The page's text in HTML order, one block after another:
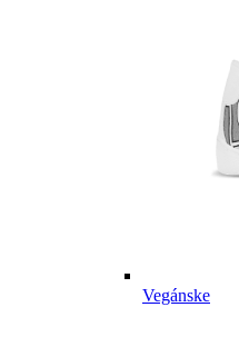
Vegánske